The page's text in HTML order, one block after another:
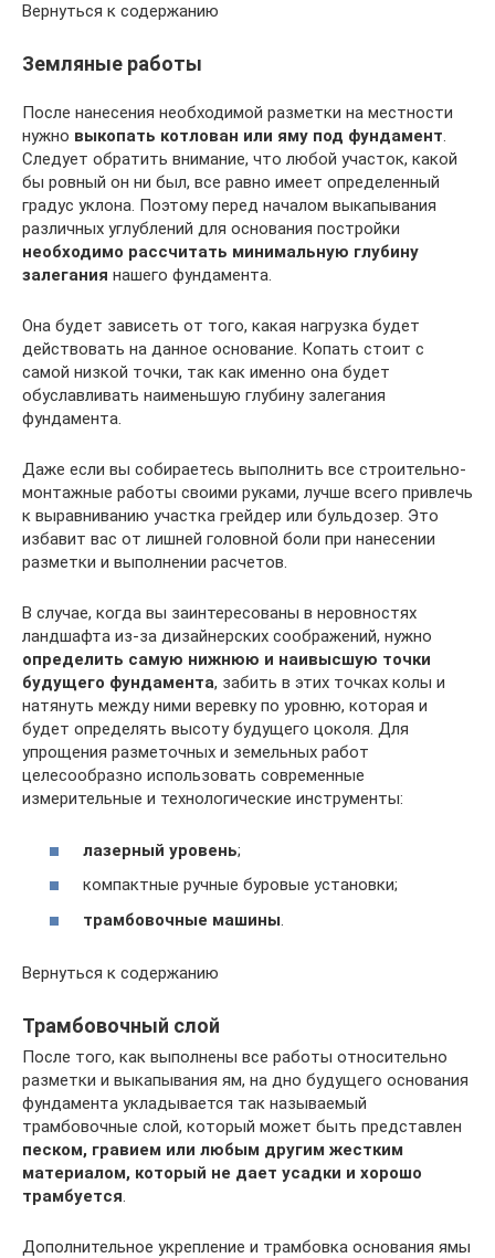
Вернуться к содержанию
Земляные работы
После нанесения необходимой разметки на местности
нужно выкопать котлован или яму под фундамент.
Следует обратить внимание, что любой участок, какой
бы ровный он ни был, все равно имеет определенный
градус уклона. Поэтому перед началом выкапывания
различных углублений для основания постройки
необходимо рассчитать минимальную глубину
залегания нашего фундамента.
Она будет зависеть от того, какая нагрузка будет
действовать на данное основание. Копать стоит с
самой низкой точки, так как именно она будет
обуславливать наименьшую глубину залегания
фундамента.
Даже если вы собираетесь выполнить все строительно-
монтажные работы своими руками, лучше всего привлечь
к выравниванию участка грейдер или бульдозер. Это
избавит вас от лишней головной боли при нанесении
разметки и выполнении расчетов.
В случае, когда вы заинтересованы в неровностях
ландшафта из-за дизайнерских соображений, нужно
определить самую нижнюю и наивысшую точки
будущего фундамента, забить в этих точках колы и
натянуть между ними веревку по уровню, которая и
будет определять высоту будущего цоколя. Для
упрощения разметочных и земельных работ
целесообразно использовать современные
измерительные и технологические инструменты:
лазерный уровень;
компактные ручные буровые установки;
трамбовочные машины.
Вернуться к содержанию
Трамбовочный слой
После того, как выполнены все работы относительно
разметки и выкапывания ям, на дно будущего основания
фундамента укладывается так называемый
трамбовочные слой, который может быть представлен
песком, гравием или любым другим жестким
материалом, который не дает усадки и хорошо
трамбуется.
Дополнительное укрепление и трамбовка основания ямы